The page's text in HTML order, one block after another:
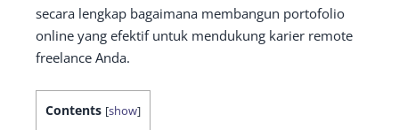
secara lengkap bagaimana membangun portofolio
online yang efektif untuk mendukung karier remote
freelance Anda.
Contents [show]